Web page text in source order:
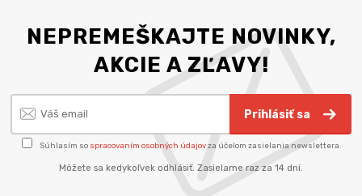
NEPREMEŠKAJTE NOVINKY,
AKCIE A ZĽAVY!
Prihlásiť sa
Súhlasím so spracovaním osobných údajovza účelom zasielania newslettera.
Môžete sa kedykoľvek odhlásiť. Zasielame raz za 14 dní.